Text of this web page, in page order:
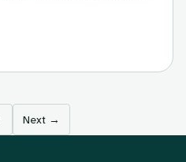
Next →